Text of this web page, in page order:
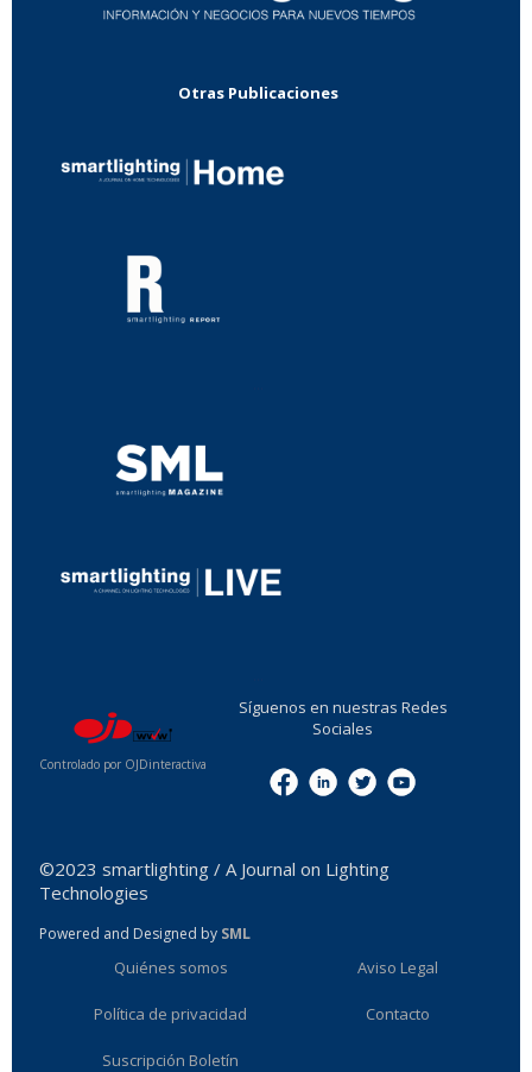
Otras Publicaciones
Controlado por OJDinteractiva
Síguenos en nuestras Redes
Sociales
©2023 smartlighting / A Journal on Lighting
Technologies
Powered and Designed by SML
Quiénes somos Aviso Legal
Política de privacidad Contacto
Suscripción Boletín